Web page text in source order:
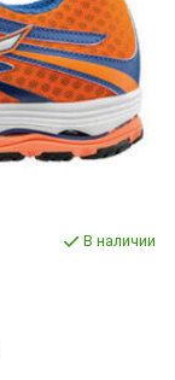
В наличии